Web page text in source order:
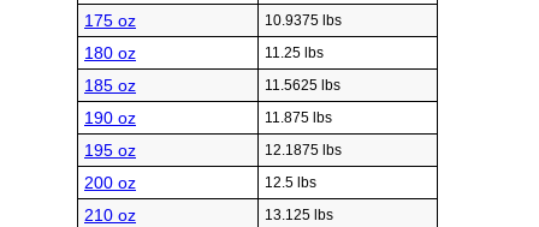
175 oz 10.9375 lbs
180 oz 11.25 lbs
185 oz 11.5625 lbs
190 oz 11.875 lbs
195 oz 12.1875 lbs
200 oz 12.5 lbs
210 oz 13.125 lbs